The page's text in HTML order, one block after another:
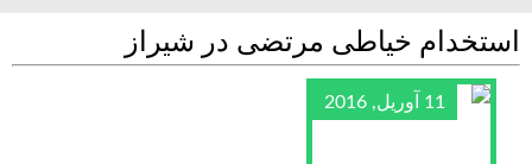
استخدام خیاطی مرتضی در شیراز
11 آوریل, 2016